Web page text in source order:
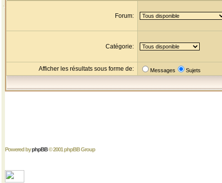
Forum:
Catégorie:
Afficher les résultats sous forme de: Messages Sujets
Powered byphpBB© 2001 phpBB Group